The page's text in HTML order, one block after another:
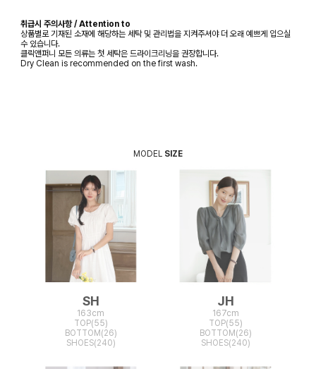
취급시 주의사항 / Attention to
상품별로 기재된 소재에 해당하는 세탁 및 관리법을 지켜주셔야 더 오래 예쁘게 입으실
수 있습니다.
클릭앤퍼니 모든 의류는 첫 세탁은 드라이크리닝을 권장합니다.
Dry Clean is recommended on the first wash.
MODEL SIZE
SH
163cm
TOP(55)
BOTTOM(26)
SHOES(240)
JH
167cm
TOP(55)
BOTTOM(26)
SHOES(240)